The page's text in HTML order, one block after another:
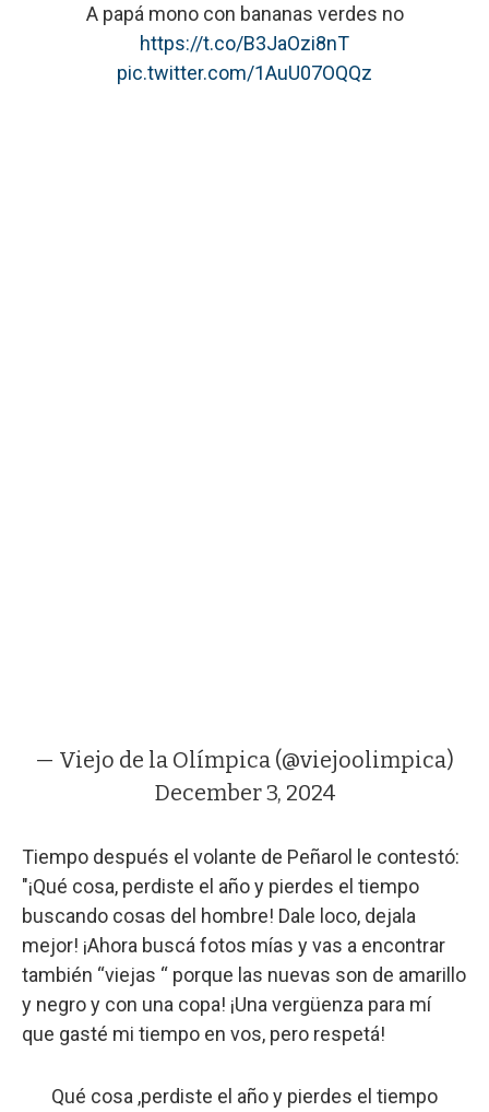
A papá mono con bananas verdes no
https://t.co/B3JaOzi8nT
pic.twitter.com/1AuU07OQQz
— Viejo de la Olímpica (@viejoolimpica)
December 3, 2024
Tiempo después el volante de Peñarol le contestó:
"¡Qué cosa, perdiste el año y pierdes el tiempo
buscando cosas del hombre! Dale loco, dejala
mejor! ¡Ahora buscá fotos mías y vas a encontrar
también “viejas “ porque las nuevas son de amarillo
y negro y con una copa! ¡Una vergüenza para mí
que gasté mi tiempo en vos, pero respetá!
Qué cosa ,perdiste el año y pierdes el tiempo